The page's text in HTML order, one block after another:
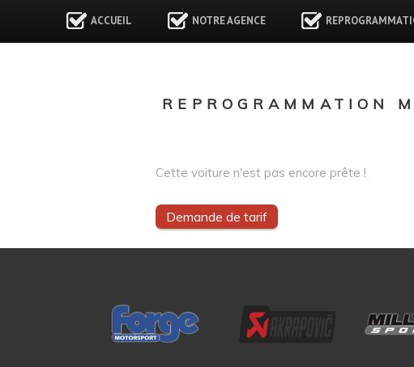
ACCUEIL NOTRE AGENCE
REPROGRAMMATION
Cette voiture n'est pas encore prête !
Demande de tarif